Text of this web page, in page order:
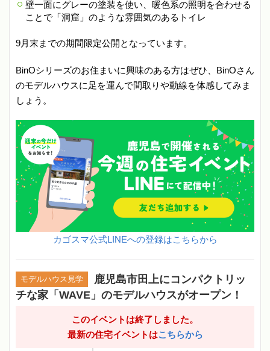
壁一面にグレーの塗装を使い、暖色系の照明を合わせる
ことで「洞窟」のような雰囲気のあるトイレ
9月末までの期間限定公開となっています。
BinOシリーズのお住まいに興味のある方はぜひ、BinOさん
のモデルハウスに足を運んで間取りや動線を体感してみま
しょう。
カゴスマ公式LINEへの登録はこちらから
鹿児島市田上にコンパクトリッ
チな家「WAVE」のモデルハウスがオープン！
このイベントは終了しました。
最新の住宅イベントはこちらから
モデルハウス見学